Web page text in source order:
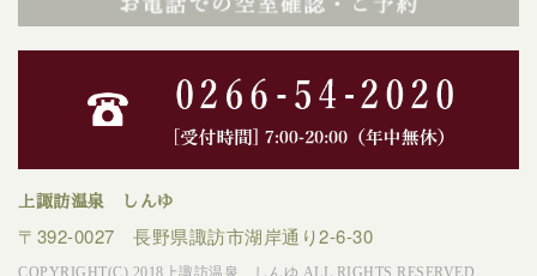
上諏訪温泉 しんゆ
〒392-0027 長野県諏訪市湖岸通り2-6-30